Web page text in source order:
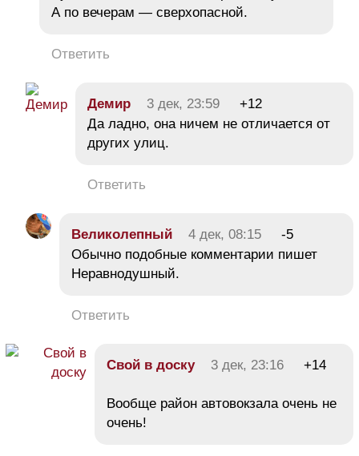
А по вечерам — сверхопасной.
Ответить
Демир 3 дек, 23:59
+12
Да ладно, она ничем не отличается от
других улиц.
Ответить
Великолепный 4 дек, 08:15
-5
Обычно подобные комментарии пишет
Неравнодушный.
Ответить
Свой в доску 3 дек, 23:16 +14
Вообще район автовокзала очень не
очень!